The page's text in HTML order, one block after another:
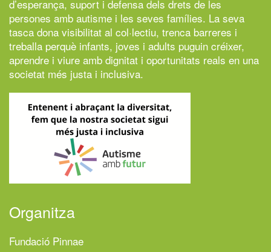
d’esperança, suport i defensa dels drets de les
persones amb autisme i les seves famílies. La seva
tasca dona visibilitat al col·lectiu, trenca barreres i
treballa perquè infants, joves i adults puguin créixer,
aprendre i viure amb dignitat i oportunitats reals en una
societat més justa i inclusiva.
Organitza
Fundació Pinnae